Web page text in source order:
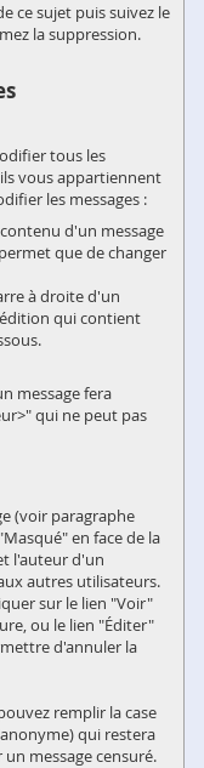
ce sujet puis suivez le
la suppression.
tous les
vous appartiennent
les messages :
d'un message
que de changer
à droite d'un
qui contient
message fera
qui ne peut pas
(voir paragraphe
en face de la
l'auteur d'un
autres utilisateurs.
sur le lien "Voir"
ou le lien "Éditer"
d'annuler la
remplir la case
qui restera
message censuré.